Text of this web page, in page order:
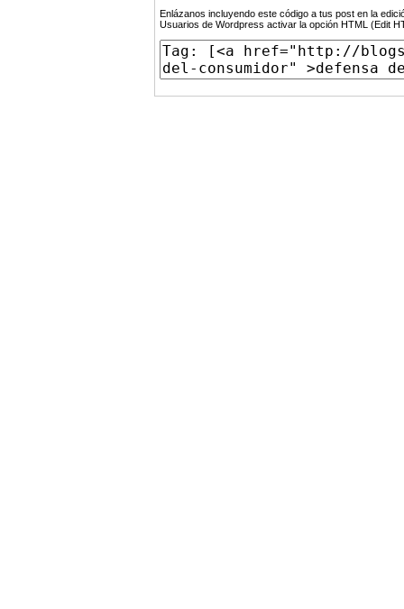
Enlázanos incluyendo este código a tus post en la
Usuarios de Wordpress activar la opción HTML (Edit